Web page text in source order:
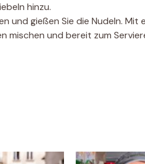
hinzu.
und gießen Sie die Nudeln. Mit
mischen und bereit zum